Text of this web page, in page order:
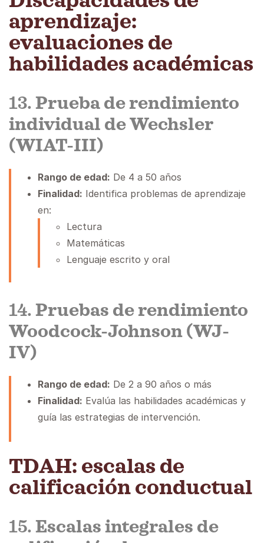
aprendizaje:
evaluaciones de
habilidades académicas
13. Prueba de rendimiento
individual de Wechsler
(WIAT-III)
Rango de edad: De 4 a 50 años
Finalidad: Identifica problemas de aprendizaje
en:
Lectura
Matemáticas
Lenguaje escrito y oral
14. Pruebas de rendimiento
Woodcock-Johnson (WJ-
IV)
Rango de edad: De 2 a 90 años o más
Finalidad: Evalúa las habilidades académicas y
guía las estrategias de intervención.
TDAH: escalas de
calificación conductual
15. Escalas integrales de